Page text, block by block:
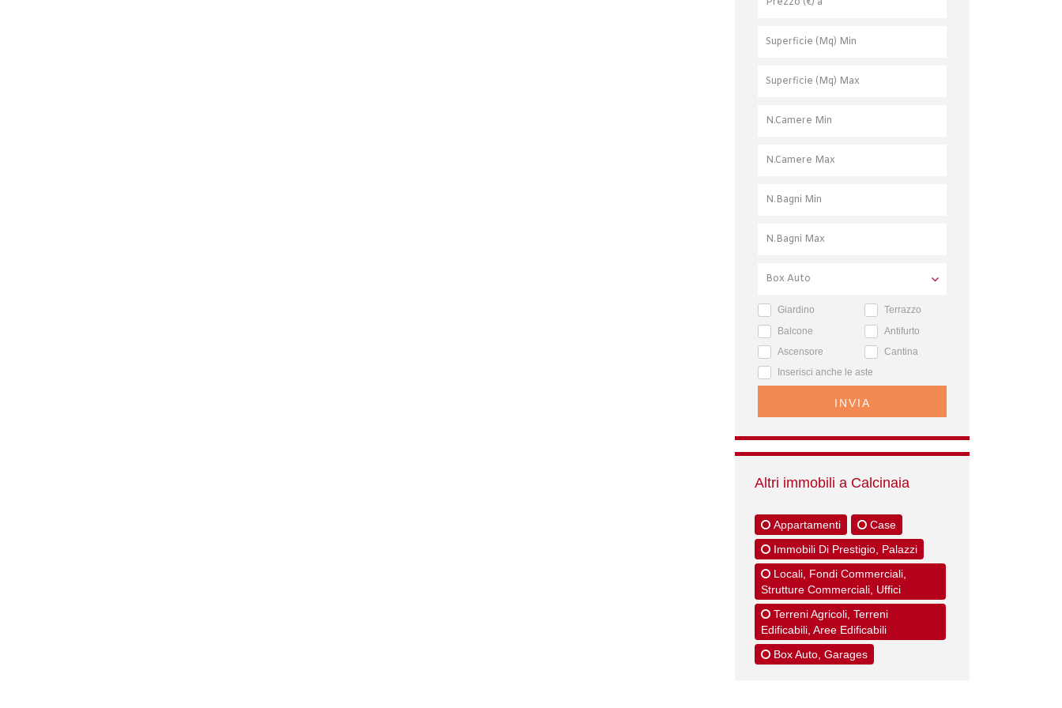
Giardino
Terrazzo
Balcone
Antifurto
Ascensore
Cantina
Inserisci anche le aste
INVIA
Altri immobili a Calcinaia
Appartamenti
Case
Immobili Di Prestigio, Palazzi
Locali, Fondi Commerciali,
Strutture Commerciali, Uffici
Terreni Agricoli, Terreni
Edificabili, Aree Edificabili
Box Auto, Garages